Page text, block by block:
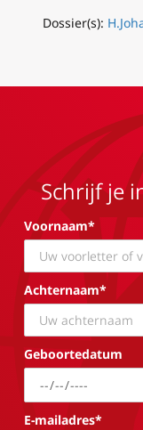
Dossier(s):
Schrijf je
Voornaam*
Achternaam*
Geboortedatum
E-mailadres*